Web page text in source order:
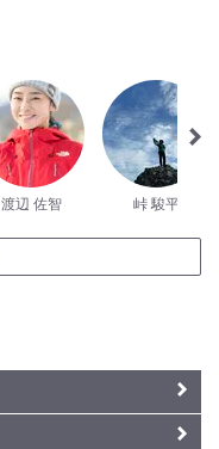
渡辺 佐智 峠 駿平